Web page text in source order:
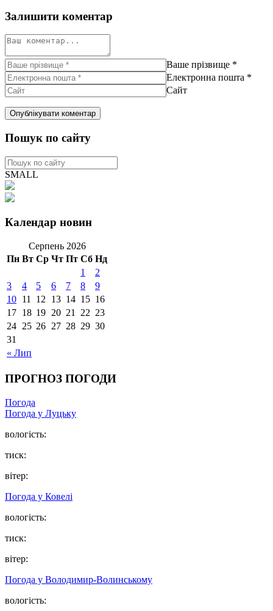
Залишити коментар
Ваше прізвище *
Електронна пошта *
Сайт
Пошук по сайту
SMALL
Календар новин
Серпень 2026
Пн Вт Ср Чт Пт Сб Нд
« Лип
1
2
3
4 5 6 7 8
9
10 11 12 13 14 15 16
17 18 19 20 21 22 23
24 25 26 27 28 29 30
31
ПРОГНОЗ ПОГОДИ
Погода
Погода у Луцьку
вологість:
тиск:
вітер:
Погода у Ковелі
вологість:
тиск:
вітер:
Погода у Володимир-Волинському
вологість: